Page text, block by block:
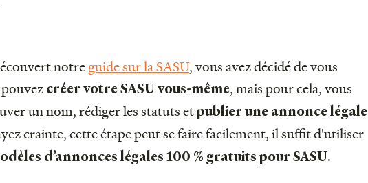
notreguide sur la SASU, vous avez décidé de vous
créer votre SASU vous-même, mais pour cela, vous
un nom, rédiger les statuts etpublier une annonce légale
crainte, cette étape peut se faire facilement, il suffit d'utiliser
d’annonces légales 100 % gratuits pour SASU.